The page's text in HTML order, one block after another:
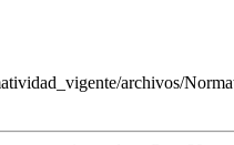
archivos/